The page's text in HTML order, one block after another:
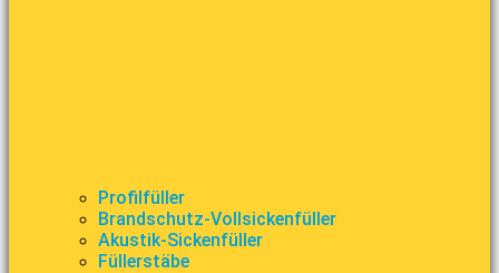
Profilfüller
Brandschutz-Vollsickenfüller
Akustik-Sickenfüller
Füllerstäbe